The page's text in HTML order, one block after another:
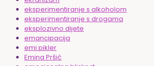
eksperimentiranje s alkoholom
eksperimentiranje s drogama
eksplozivno dijete
emancipacija
emi pikler
Emina Pršić